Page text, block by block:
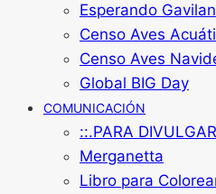
Esperando
Censo Aves
Censo Aves
Global BIG Day
COMUNICACIÓN
::.PARA
Merganetta
Libro para